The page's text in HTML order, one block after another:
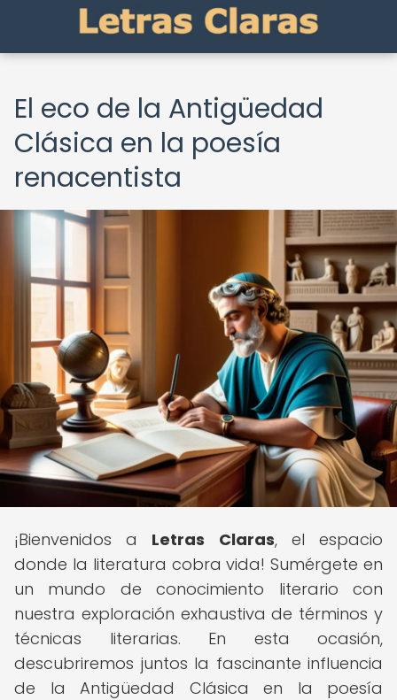
El eco de la Antigüedad
Clásica en la poesía
renacentista
¡Bienvenidos a Letras Claras, el espacio
donde la literatura cobra vida! Sumérgete en
un mundo de conocimiento literario con
nuestra exploración exhaustiva de términos y
técnicas literarias. En esta ocasión,
descubriremos juntos la fascinante influencia
de la Antigüedad Clásica en la poesía